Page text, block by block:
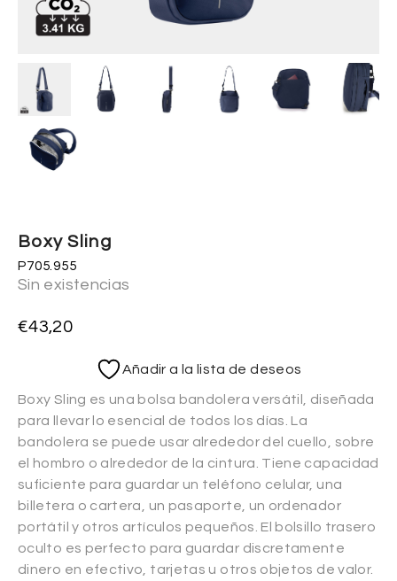
Boxy Sling
P705.955
Sin existencias
€43,20
Añadir a la lista de deseos
Boxy Sling es una bolsa bandolera versátil, diseñada
para llevar lo esencial de todos los días. La
bandolera se puede usar alrededor del cuello, sobre
el hombro o alrededor de la cintura. Tiene capacidad
suficiente para guardar un teléfono celular, una
billetera o cartera, un pasaporte, un ordenador
portátil y otros artículos pequeños. El bolsillo trasero
oculto es perfecto para guardar discretamente
dinero en efectivo, tarjetas u otros objetos de valor.